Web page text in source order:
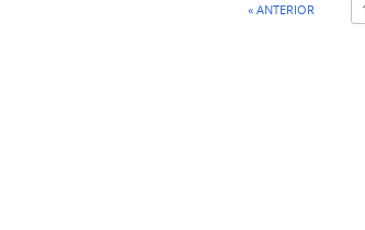
« ANTERIOR 1